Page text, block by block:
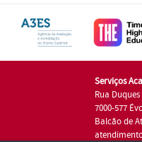
Serviços
Rua
7000-577
Balcão de